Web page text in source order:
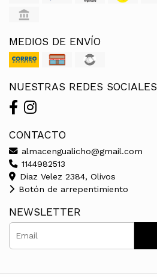
MEDIOS DE ENVÍO
NUESTRAS REDES SOCIALES
CONTACTO
almacengualicho@gmail.com
1144982513
Diaz Velez 2384, Olivos
Botón de arrepentimiento
NEWSLETTER